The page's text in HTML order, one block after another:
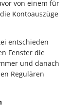
von einem für
Kontoauszüge
entschieden
Fenster die
und danach
Regulären